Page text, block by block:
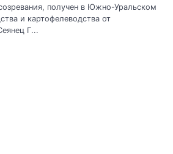
получен в Южно-Уральском
и картофелеводства от
Г...